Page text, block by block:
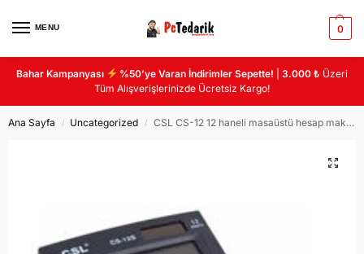
MENU 0
Bahar Kampanyası %50’ye Varan İndirimler Sepette! |3.000 ₺ Üzeri
Tüm Alışverişlerinizde Ücretsiz Kargo!
Ana Sayfa / Uncategorized / CSL CS-12 12 haneli masaüstü hesap makinası